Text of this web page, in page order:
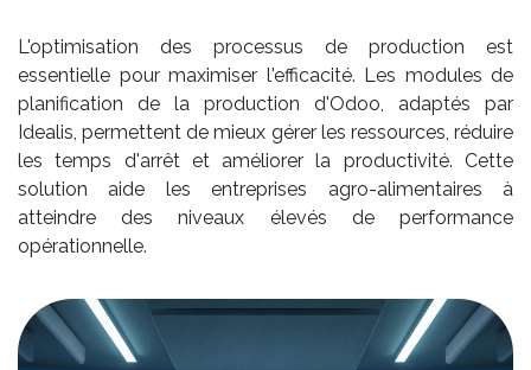
L'optimisation des processus de production est
essentielle pour maximiser l'efficacité. Les modules de
planification de la production d'Odoo, adaptés par
Idealis, permettent de mieux gérer les ressources, réduire
les temps d'arrêt et améliorer la productivité. Cette
solution aide les entreprises agro-alimentaires à
atteindre des niveaux élevés de performance
opérationnelle.